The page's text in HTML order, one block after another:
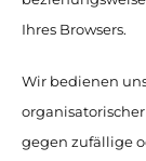
Ihres Browsers.
Wir bedienen
gegen zufällige